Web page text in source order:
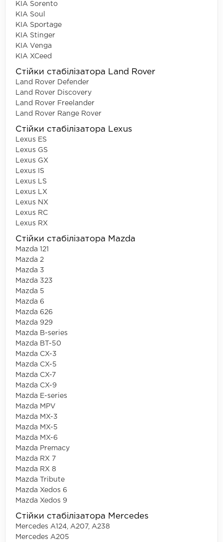
KIA Sorento
KIA Soul
KIA Sportage
KIA Stinger
KIA Venga
KIA XCeed
Стійки стабілізатора Land Rover
Land Rover Defender
Land Rover Discovery
Land Rover Freelander
Land Rover Range Rover
Стійки стабілізатора Lexus
Lexus ES
Lexus GS
Lexus GX
Lexus IS
Lexus LS
Lexus LX
Lexus NX
Lexus RC
Lexus RX
Стійки стабілізатора Mazda
Mazda 121
Mazda 2
Mazda 3
Mazda 323
Mazda 5
Mazda 6
Mazda 626
Mazda 929
Mazda B-series
Mazda BT-50
Mazda CX-3
Mazda CX-5
Mazda CX-7
Mazda CX-9
Mazda E-series
Mazda MPV
Mazda MX-3
Mazda MX-5
Mazda MX-6
Mazda Premacy
Mazda RX 7
Mazda RX 8
Mazda Tribute
Mazda Xedos 6
Mazda Xedos 9
Стійки стабілізатора Mercedes
Mercedes A124, A207, A238
Mercedes A205